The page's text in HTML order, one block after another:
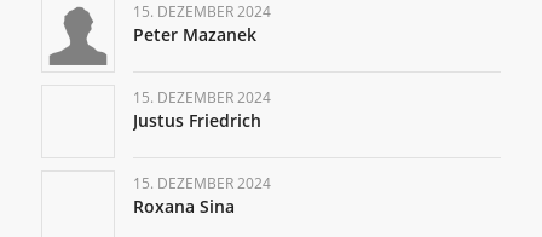
15. DEZEMBER 2024
Peter Mazanek
15. DEZEMBER 2024
Justus Friedrich
15. DEZEMBER 2024
Roxana Sina